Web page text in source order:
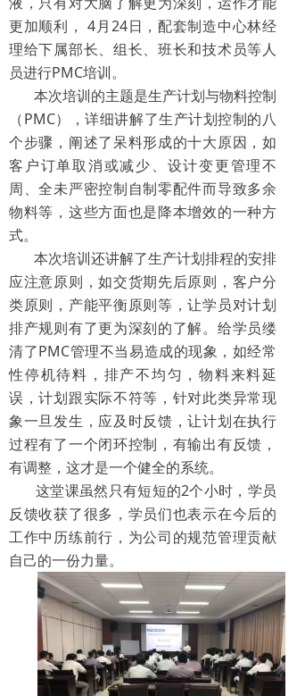
更加顺利， 4月24日，配套制造中心林经
理给下属部长、组长、班长和技术员等人
员进行PMC培训。
本次培训的主题是生产计划与物料控制
（PMC），详细讲解了生产计划控制的八
个步骤，阐述了呆料形成的十大原因，如
客户订单取消或减少、设计变更管理不
周、全未严密控制自制零配件而导致多余
物料等，这些方面也是降本增效的一种方
式。
本次培训还讲解了生产计划排程的安排
应注意原则，如交货期先后原则，客户分
类原则，产能平衡原则等，让学员对计划
排产规则有了更为深刻的了解。给学员缕
清了PMC管理不当易造成的现象，如经常
性停机待料，排产不均匀，物料来料延
误，计划跟实际不符等，针对此类异常现
象一旦发生，应及时反馈，让计划在执行
过程有了一个闭环控制，有输出有反馈，
有调整，这才是一个健全的系统。
这堂课虽然只有短短的2个小时，学员
反馈收获了很多，学员们也表示在今后的
工作中历练前行，为公司的规范管理贡献
自己的一份力量。